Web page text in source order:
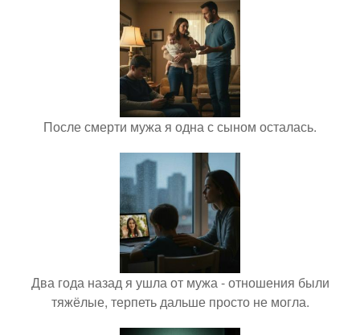
После смерти мужа я одна с сыном осталась.
Два года назад я ушла от мужа - отношения были
тяжёлые, терпеть дальше просто не могла.